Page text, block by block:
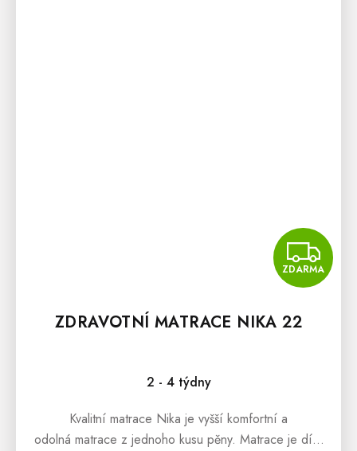
ZDARMA
ZDRAVOTNÍ MATRACE NIKA 22
2 - 4 týdny
Kvalitní matrace Nika je vyšší komfortní a
odolná matrace z jednoho kusu pěny. Matrace je díky